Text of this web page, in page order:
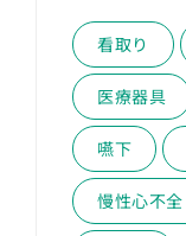
看取り
医療器具
嚥下
慢性心不全